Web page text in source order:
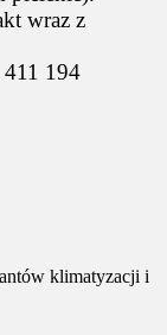
wraz z
411 194
klimatyzacji i